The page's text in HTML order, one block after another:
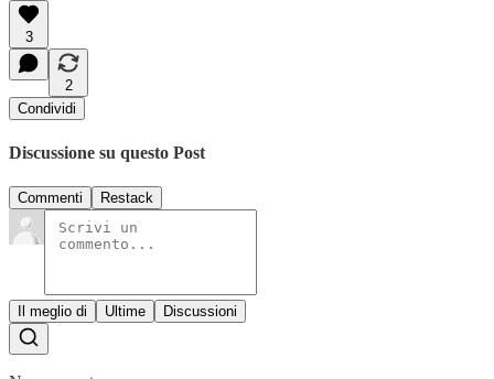
3
2
Condividi
Discussione su questo Post
Commenti Restack
Il meglio di Ultime Discussioni